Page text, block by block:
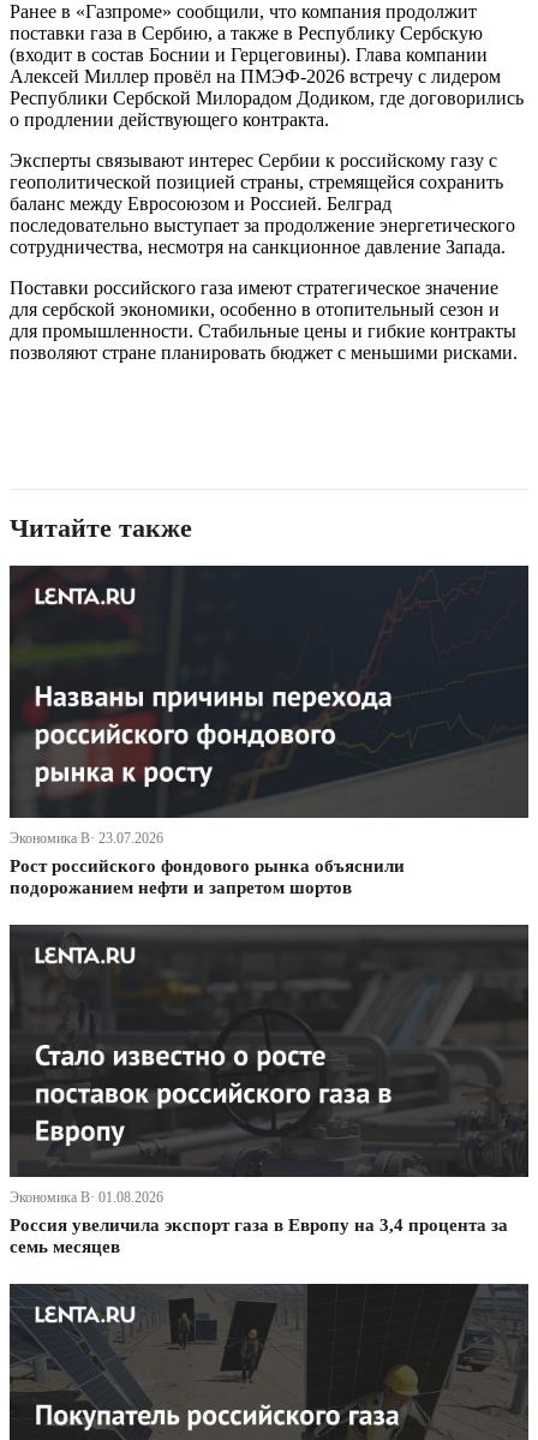
Ранее в «Газпроме» сообщили, что компания продолжит
поставки газа в Сербию, а также в Республику Сербскую
(входит в состав Боснии и Герцеговины). Глава компании
Алексей Миллер провёл на ПМЭФ-2026 встречу с лидером
Республики Сербской Милорадом Додиком, где договорились
о продлении действующего контракта.
Эксперты связывают интерес Сербии к российскому газу с
геополитической позицией страны, стремящейся сохранить
баланс между Евросоюзом и Россией. Белград
последовательно выступает за продолжение энергетического
сотрудничества, несмотря на санкционное давление Запада.
Поставки российского газа имеют стратегическое значение
для сербской экономики, особенно в отопительный сезон и
для промышленности. Стабильные цены и гибкие контракты
позволяют стране планировать бюджет с меньшими рисками.
Читайте также
Экономика В· 23.07.2026
Рост российского фондового рынка объяснили
подорожанием нефти и запретом шортов
Экономика В· 01.08.2026
Россия увеличила экспорт газа в Европу на 3,4 процента за
семь месяцев